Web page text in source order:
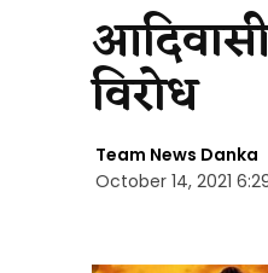
विरोध
Team News Danka
October 14, 2021